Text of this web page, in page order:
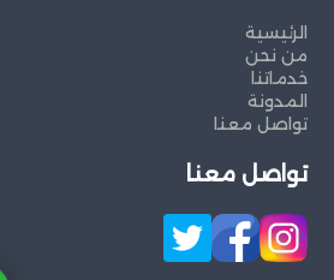
الرئيسية
من نحن
خدماتنا
المدونة
تواصل معنا
تواصل معنا